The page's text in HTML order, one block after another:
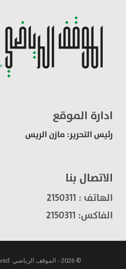
ادارة الموقع
رئيس التحرير: مازن الريس
الاتصال بنا
الهاتف : 2150311
الفاكس: 2150311
© 2026 - الموقف الرياضي. All Rights Reserved.